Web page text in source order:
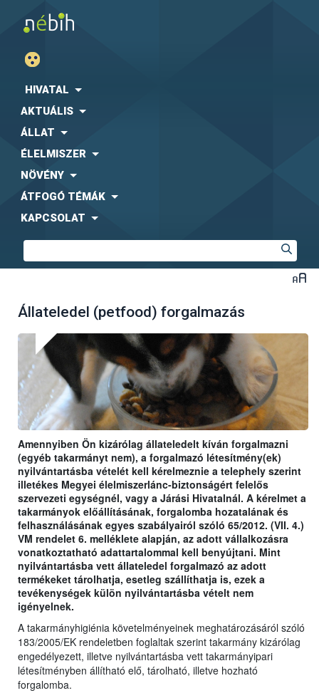
HIVATAL
AKTUÁLIS
ÁLLAT
ÉLELMISZER
NÖVÉNY
ÁTFOGÓ TÉMÁK
KAPCSOLAT
Állateledel (petfood) forgalmazás
Amennyiben Ön kizárólag állateledelt kíván forgalmazni
(egyéb takarmányt nem), a forgalmazó létesítmény(ek)
nyilvántartásba vételét kell kérelmeznie a telephely szerint
illetékes Megyei élelmiszerlánc-biztonságért felelős
szervezeti egységnél, vagy a Járási Hivatalnál. A kérelmet a
takarmányok előállításának, forgalomba hozatalának és
felhasználásának egyes szabályairól szóló 65/2012. (VII. 4.)
VM rendelet 6. melléklete alapján, az adott vállalkozásra
vonatkoztatható adattartalommal kell benyújtani. Mint
nyilvántartásba vett állateledel forgalmazó az adott
termékeket tárolhatja, esetleg szállíthatja is, ezek a
tevékenységek külön nyilvántartásba vételt nem
igényelnek.
A takarmányhigiénia követelményeinek meghatározásáról szóló
183/2005/EK rendeletben foglaltak szerint takarmány kizárólag
engedélyezett, illetve nyilvántartásba vett takarmányipari
létesítményben állítható elő, tárolható, illetve hozható
forgalomba.